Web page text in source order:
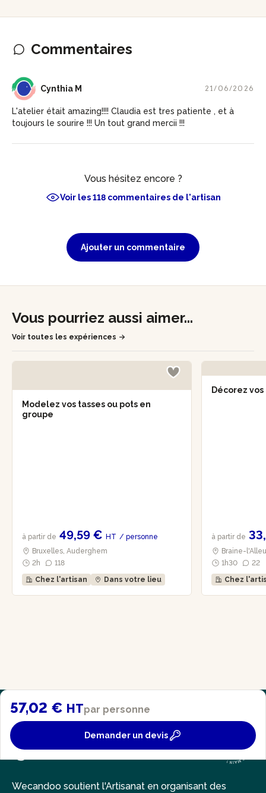
Commentaires
CM Cynthia M 21/06/2026
L'atelier était amazing!!!! Claudia est tres patiente , et à
toujours le sourire !!! Un tout grand mercii !!!
Vous hésitez encore ?
Voir les 118 commentaires de l'artisan
Ajouter un commentaire
Vous pourriez aussi aimer...
Voir toutes les expériences
Modelez vos tasses ou pots en
groupe
à partir de 49,59 € HT / personne
Bruxelles, Auderghem
2h
118
Chez l'artisan
Dans votre lieu
Décorez
à partir de
Braine-
1h30
22
Chez
57,02 € HTpar personne
Demander un devis
Wecandoo soutient l'Artisanat en organisant des